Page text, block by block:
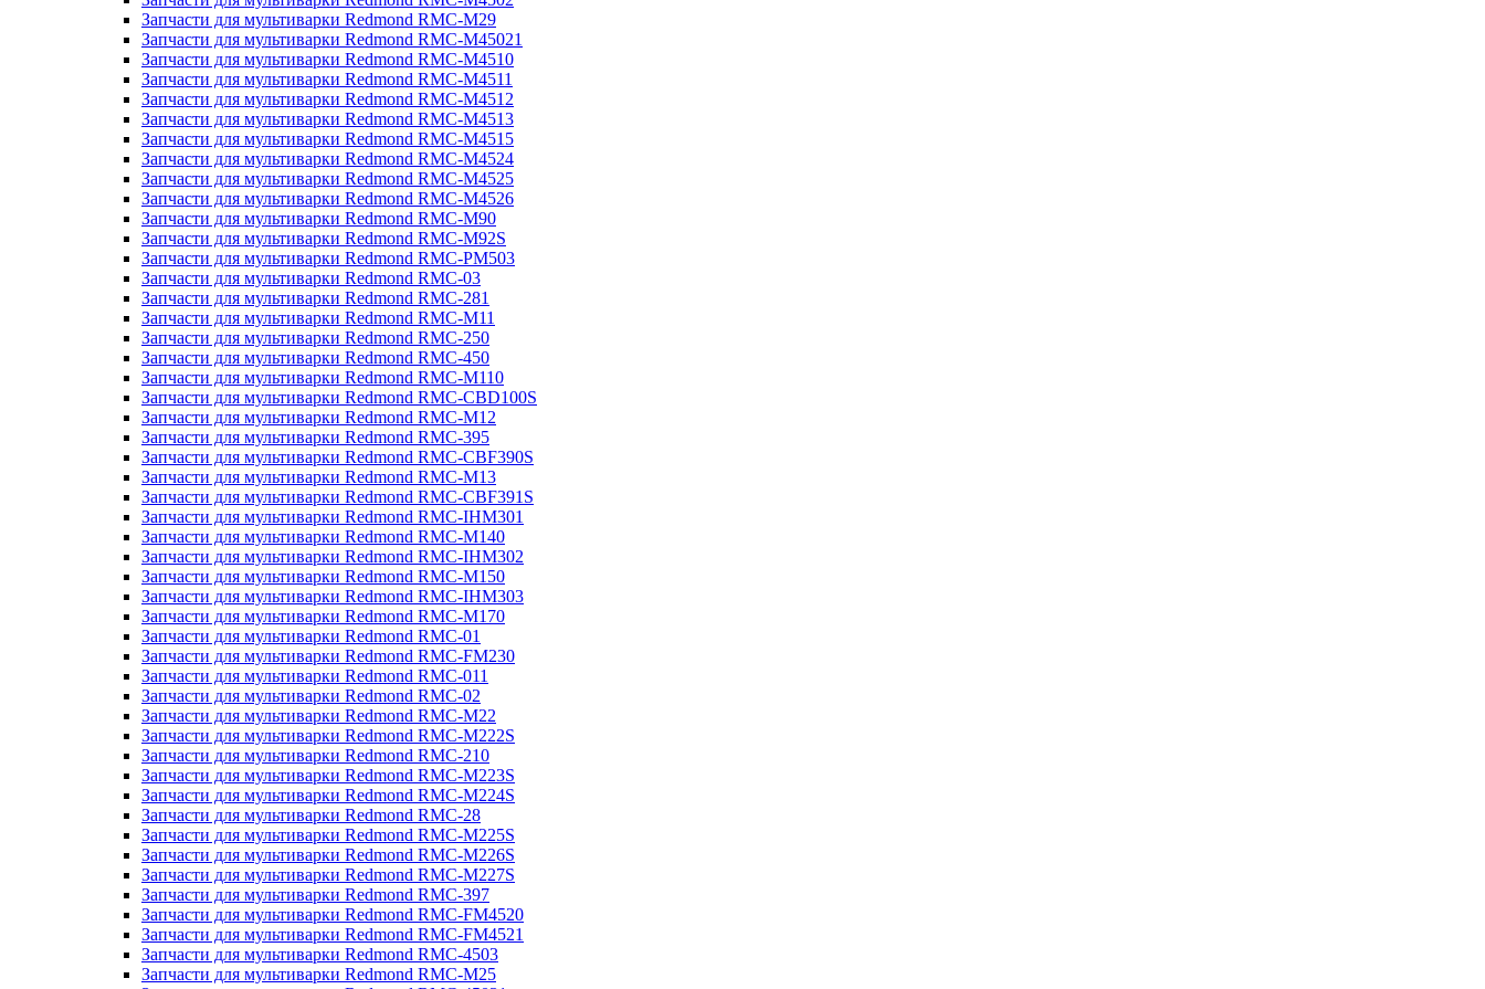
Запчасти для мультиварки Redmond RMC-M29
Запчасти для мультиварки Redmond RMC-M45021
Запчасти для мультиварки Redmond RMC-M4510
Запчасти для мультиварки Redmond RMC-M4511
Запчасти для мультиварки Redmond RMC-M4512
Запчасти для мультиварки Redmond RMC-M4513
Запчасти для мультиварки Redmond RMC-M4515
Запчасти для мультиварки Redmond RMC-M4524
Запчасти для мультиварки Redmond RMC-M4525
Запчасти для мультиварки Redmond RMC-M4526
Запчасти для мультиварки Redmond RMC-M90
Запчасти для мультиварки Redmond RMC-M92S
Запчасти для мультиварки Redmond RMC-PM503
Запчасти для мультиварки Redmond RMC-03
Запчасти для мультиварки Redmond RMC-281
Запчасти для мультиварки Redmond RMC-M11
Запчасти для мультиварки Redmond RMC-250
Запчасти для мультиварки Redmond RMC-450
Запчасти для мультиварки Redmond RMC-M110
Запчасти для мультиварки Redmond RMC-CBD100S
Запчасти для мультиварки Redmond RMC-M12
Запчасти для мультиварки Redmond RMC-395
Запчасти для мультиварки Redmond RMC-CBF390S
Запчасти для мультиварки Redmond RMC-M13
Запчасти для мультиварки Redmond RMC-CBF391S
Запчасти для мультиварки Redmond RMC-IHM301
Запчасти для мультиварки Redmond RMC-M140
Запчасти для мультиварки Redmond RMC-IHM302
Запчасти для мультиварки Redmond RMC-M150
Запчасти для мультиварки Redmond RMC-IHM303
Запчасти для мультиварки Redmond RMC-M170
Запчасти для мультиварки Redmond RMC-01
Запчасти для мультиварки Redmond RMC-FM230
Запчасти для мультиварки Redmond RMC-011
Запчасти для мультиварки Redmond RMC-02
Запчасти для мультиварки Redmond RMC-M22
Запчасти для мультиварки Redmond RMC-M222S
Запчасти для мультиварки Redmond RMC-210
Запчасти для мультиварки Redmond RMC-M223S
Запчасти для мультиварки Redmond RMC-M224S
Запчасти для мультиварки Redmond RMC-28
Запчасти для мультиварки Redmond RMC-M225S
Запчасти для мультиварки Redmond RMC-M226S
Запчасти для мультиварки Redmond RMC-M227S
Запчасти для мультиварки Redmond RMC-397
Запчасти для мультиварки Redmond RMC-FM4520
Запчасти для мультиварки Redmond RMC-FM4521
Запчасти для мультиварки Redmond RMC-4503
Запчасти для мультиварки Redmond RMC-M25